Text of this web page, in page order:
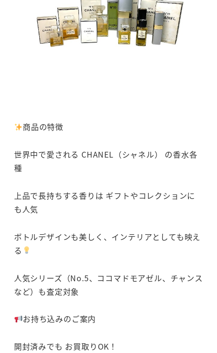
商品の特徴
世界中で愛される CHANEL（シャネル） の香水各
種
上品で長持ちする香りは ギフトやコレクションに
も人気
ボトルデザインも美しく、インテリアとしても映え
る
人気シリーズ（No.5、ココマドモアゼル、チャンス
など）も査定対象
お持ち込みのご案内
開封済みでも お買取りOK！